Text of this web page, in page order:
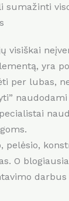
visiškai
yra
lubas,
pelėsio,
O